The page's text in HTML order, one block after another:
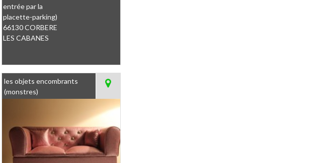
entrée par la
placette-parking)
66130 CORBERE
LES CABANES
les objets encombrants
(monstres)